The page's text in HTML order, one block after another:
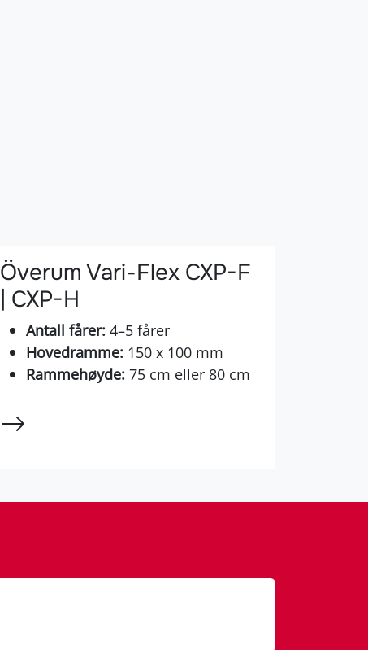
Överum Vari-Flex CXP-F
| CXP-H
Antall fårer: 4–5 fårer
Hovedramme: 150 x 100 mm
Rammehøyde: 75 cm eller 80 cm